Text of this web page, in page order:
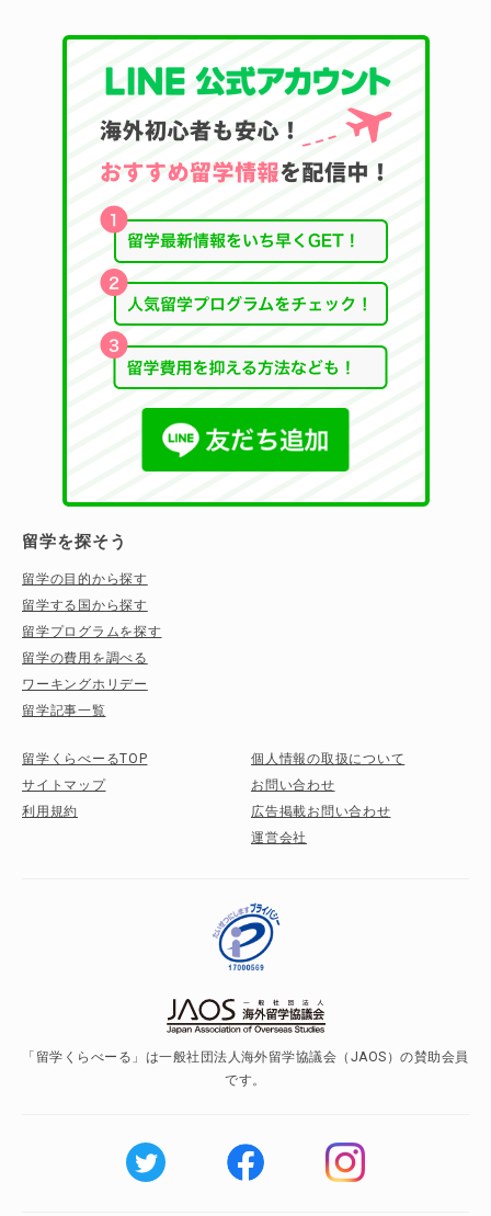
留学を探そう
留学の目的から探す
留学する国から探す
留学プログラムを探す
留学の費用を調べる
ワーキングホリデー
留学記事一覧
留学くらべーるTOP
サイトマップ
利用規約
個人情報の取扱について
お問い合わせ
広告掲載お問い合わせ
運営会社
「留学くらべーる」は一般社団法人海外留学協議会（JAOS）の賛助会員
です。